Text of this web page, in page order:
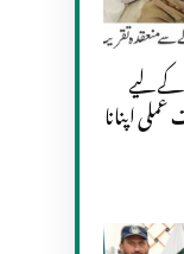
لیے
اپنانا